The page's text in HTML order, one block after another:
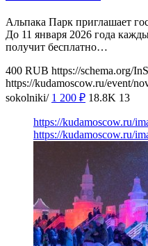
Альпака Парк приглашает
До 11 января 2026 года
получит бесплатно…
400 RUB https://schema.org/
https://kudamoscow.ru/event/
sokolniki/ 1 200 ₽ 18.8K 13
https://kudamoscow.ru/
https://kudamoscow.ru/